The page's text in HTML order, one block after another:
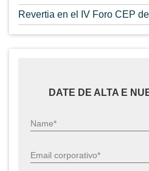
Revertia en el IV Foro CEP
DATE DE ALTA E
Name*
Email corporativo*